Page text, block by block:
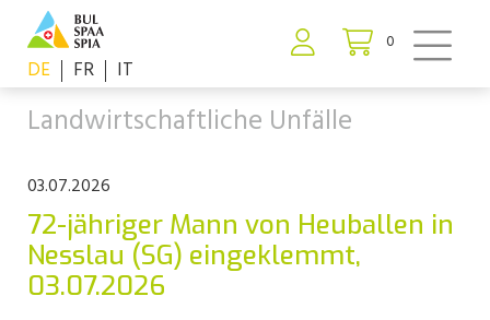
0
DE FR IT
Landwirtschaftliche Unfälle
03.07.2026
72-jähriger Mann von Heuballen in
Nesslau (SG) eingeklemmt,
03.07.2026